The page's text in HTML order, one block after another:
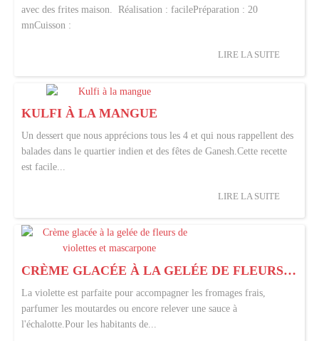
avec des frites maison. Réalisation : facilePréparation : 20
mnCuisson :
LIRE LA SUITE
KULFI À LA MANGUE
Un dessert que nous apprécions tous les 4 et qui nous rappellent des
balades dans le quartier indien et des fêtes de Ganesh.Cette recette
est facile...
LIRE LA SUITE
CRÈME GLACÉE À LA GELÉE DE FLEURS DE VIOLETTES ET MASCARPONE
La violette est parfaite pour accompagner les fromages frais,
parfumer les moutardes ou encore relever une sauce à
l'échalotte.Pour les habitants de...